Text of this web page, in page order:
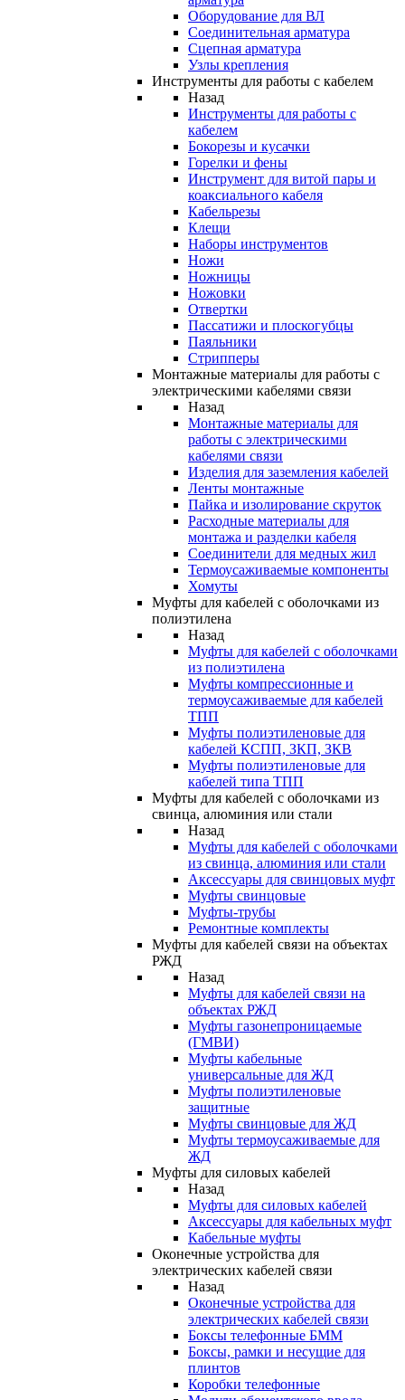
Оборудование для ВЛ
Соединительная арматура
Сцепная арматура
Узлы крепления
Инструменты для работы с кабелем
Назад
Инструменты для работы с
кабелем
Бокорезы и кусачки
Горелки и фены
Инструмент для витой пары и
коаксиального кабеля
Кабельрезы
Клещи
Наборы инструментов
Ножи
Ножницы
Ножовки
Отвертки
Пассатижи и плоскогубцы
Паяльники
Стрипперы
Монтажные материалы для работы с
электрическими кабелями связи
Назад
Монтажные материалы для
работы с электрическими
кабелями связи
Изделия для заземления кабелей
Ленты монтажные
Пайка и изолирование скруток
Расходные материалы для
монтажа и разделки кабеля
Соединители для медных жил
Термоусаживаемые компоненты
Хомуты
Муфты для кабелей с оболочками из
полиэтилена
Назад
Муфты для кабелей с оболочками
из полиэтилена
Муфты компрессионные и
термоусаживаемые для кабелей
ТПП
Муфты полиэтиленовые для
кабелей КСПП, ЗКП, ЗКВ
Муфты полиэтиленовые для
кабелей типа ТПП
Муфты для кабелей с оболочками из
свинца, алюминия или стали
Назад
Муфты для кабелей с оболочками
из свинца, алюминия или стали
Аксессуары для свинцовых муфт
Муфты свинцовые
Муфты-трубы
Ремонтные комплекты
Муфты для кабелей связи на объектах
РЖД
Назад
Муфты для кабелей связи на
объектах РЖД
Муфты газонепроницаемые
(ГМВИ)
Муфты кабельные
универсальные для ЖД
Муфты полиэтиленовые
защитные
Муфты свинцовые для ЖД
Муфты термоусаживаемые для
ЖД
Муфты для силовых кабелей
Назад
Муфты для силовых кабелей
Аксессуары для кабельных муфт
Кабельные муфты
Оконечные устройства для
электрических кабелей связи
Назад
Оконечные устройства для
электрических кабелей связи
Боксы телефонные БММ
Боксы, рамки и несущие для
плинтов
Коробки телефонные